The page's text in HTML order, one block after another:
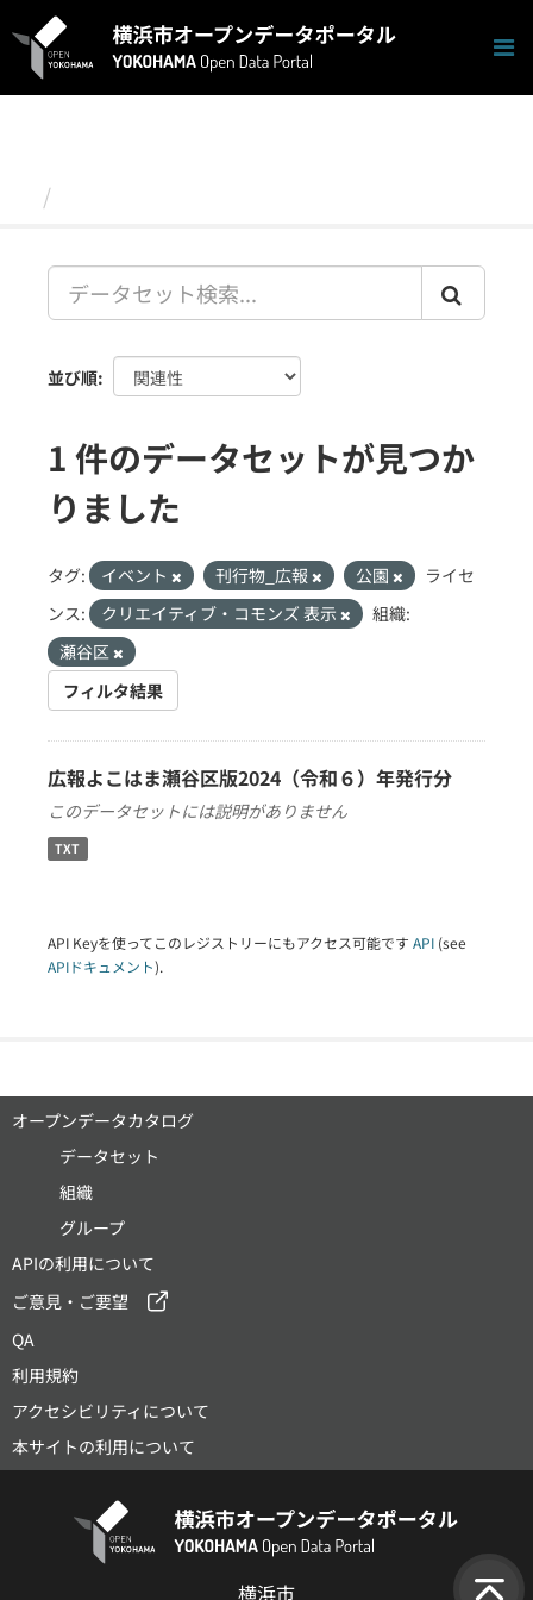
キ
並び順
1 件のデータセットが見つか
りました
タグ: イベント 刊行物_広報 公園
ライセ
ンス:
クリエイティブ・コモンズ 表示
組織:
瀬谷区
フィルタ結果
広報よこはま瀬谷区版2024（令和６）年発行分
このデータセットには説明がありません
TXT
API Keyを使ってこのレジストリーにもアクセス可能です API (see
APIドキュメント).
オープンデータカタログ
データセット
組織
グループ
APIの利用について
ご意見・ご要望
QA
利用規約
アクセシビリティについて
本サイトの利用について
横浜市